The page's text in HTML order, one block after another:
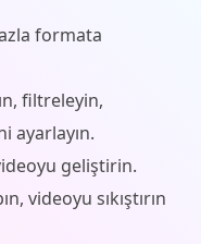
formata
filtreleyin,
ayarlayın.
geliştirin.
videoyu sıkıştırın